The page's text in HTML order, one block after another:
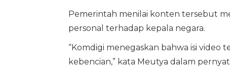
Pemerintah menilai konten tersebut
personal terhadap kepala negara.
“Komdigi menegaskan bahwa isi
kebencian,” kata Meutya dalam